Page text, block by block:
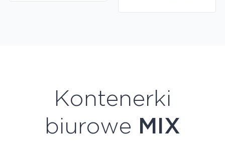
Kontenerki
biurowe MIX